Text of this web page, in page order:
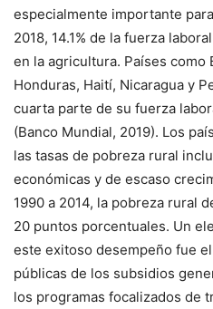
especialmente importante
2018, 14.1% de la fuerza
en la agricultura. Países como
Honduras, Haití, Nicaragua y
cuarta parte de su fuerza
(Banco Mundial, 2019). Los
las tasas de pobreza rural
económicas y de escaso
1990 a 2014, la pobreza rural
20 puntos porcentuales. Un
este exitoso desempeño fue
públicas de los subsidios
los programas focalizados de